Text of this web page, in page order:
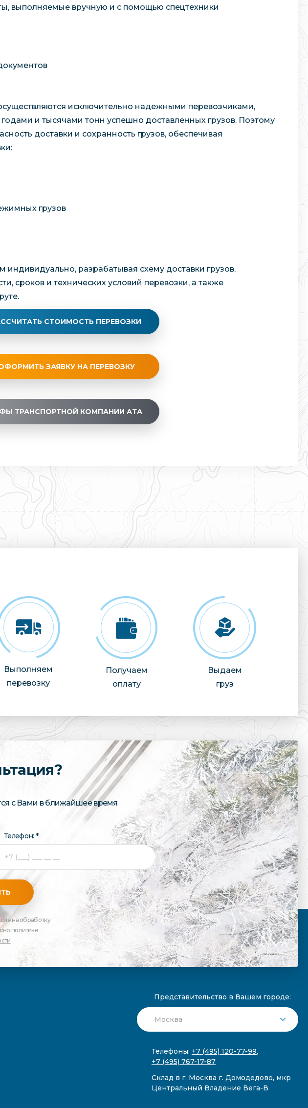
выполняемые вручную и с помощью спецтехники
исключительно надежными перевозчиками,
и тысячами тонн успешно доставленных грузов. Поэтому
доставки и сохранность грузов, обеспечивая
грузов
индивидуально, разрабатывая схему доставки грузов,
сроков и технических условий перевозки, а также
СТОИМОСТЬ ПЕРЕВОЗКИ
ЗАЯВКУ НА ПЕРЕВОЗКУ
ТРАНСПОРТНОЙ КОМПАНИИ АТА
Выполняем
перевозку
Получаем
оплату
Выдаем
груз
с Вами в ближайшее время
Телефон: *
на обработку
политике
Представительство в Вашем городе:
Телефоны: +7 (495) 120-77-99,
+7 (495) 767-17-87
Склад в г. Москва г. Домодедово, мкр
Центральный Владение Вега-В